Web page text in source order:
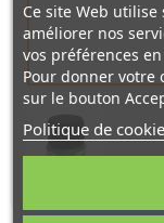
Ce site Web
améliorer nos
vos préférences
Pour donner votre
sur le bouton
Politique de